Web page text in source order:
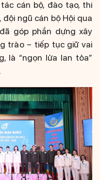
cán bộ, đào tạo, thi
ngũ cán bộ Hội qua
góp phần dựng xây
trào – tiếp tục giữ vai
là “ngọn lửa lan tỏa”